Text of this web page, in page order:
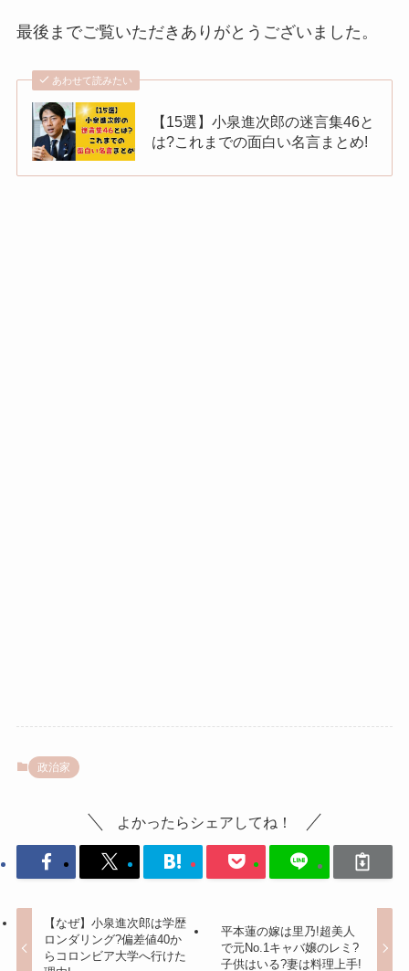
最後までご覧いただきありがとうございました。
あわせて読みたい
【15選】小泉進次郎の迷言集46と
は?これまでの面白い名言まとめ!
政治家
よかったらシェアしてね！
【なぜ】小泉進次郎は学歴
ロンダリング?偏差値40か
らコロンビア大学へ行けた
平本蓮の嫁は里乃!超美人
で元No.1キャバ嬢のレミ?
子供はいる?妻は料理上手!